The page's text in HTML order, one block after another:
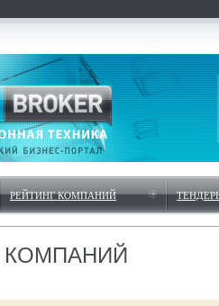
РЕЙТИНГ КОМПАНИЙ
КОМПАНИЙ